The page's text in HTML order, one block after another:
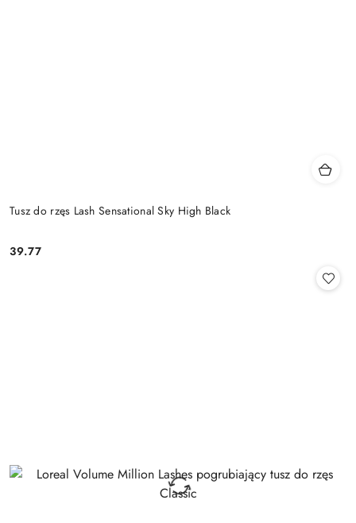
Tusz do rzęs Lash Sensational Sky High Black
Cena:
39.77